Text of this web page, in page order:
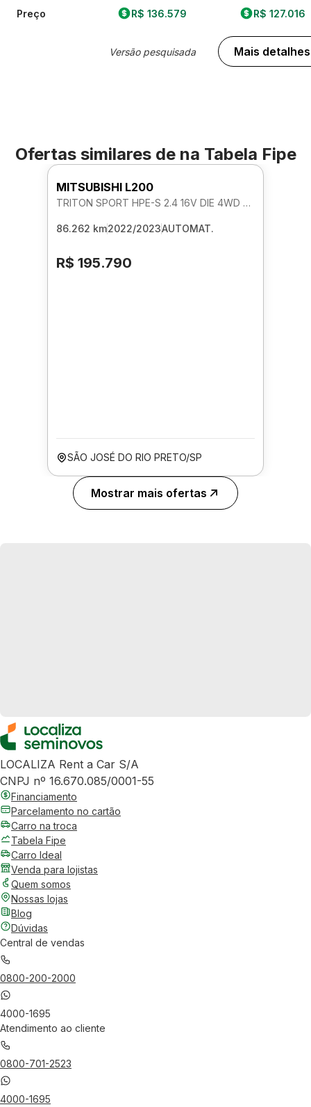
Preço R$ 136.579
Versão pesquisada
R$ 127.016
Mais detalhes
Ofertas similares de na Tabela Fipe
MITSUBISHI L200
TRITON SPORT HPE-S 2.4 16V DIE 4WD AUTOMATICO
86.262 km2022/2023AUTOMAT.
R$ 195.790
SÃO JOSÉ DO RIO PRETO/SP
Mostrar mais ofertas
LOCALIZA Rent a Car S/A
CNPJ nº 16.670.085/0001-55
Financiamento
Parcelamento no cartão
Carro na troca
Tabela Fipe
Carro Ideal
Venda para lojistas
Quem somos
Nossas lojas
Blog
Dúvidas
Central de vendas
0800-200-2000
4000-1695
Atendimento ao cliente
0800-701-2523
4000-1695